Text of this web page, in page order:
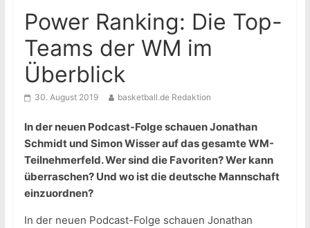
Power Ranking: Die Top-
Teams der WM im
Überblick
30. August 2019 basketball.de Redaktion
In der neuen Podcast-Folge schauen Jonathan
Schmidt und Simon Wisser auf das gesamte WM-
Teilnehmerfeld. Wer sind die Favoriten? Wer kann
überraschen? Und wo ist die deutsche Mannschaft
einzuordnen?
In der neuen Podcast-Folge schauen Jonathan